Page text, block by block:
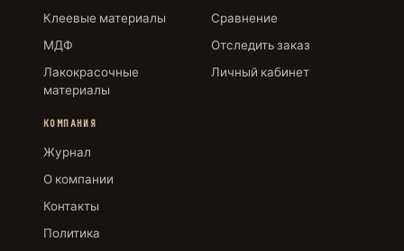
Клеевые материалы
МДФ
Лакокрасочные
материалы
Сравнение
Отследить заказ
Личный кабинет
КОМПАНИЯ
Журнал
О компании
Контакты
Политика